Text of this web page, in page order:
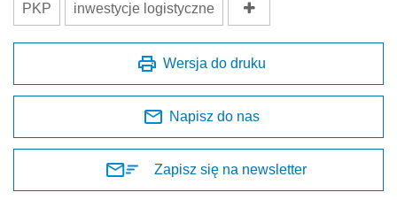
PKP inwestycje logistyczne
Wersja do druku
Napisz do nas
Zapisz się na newsletter